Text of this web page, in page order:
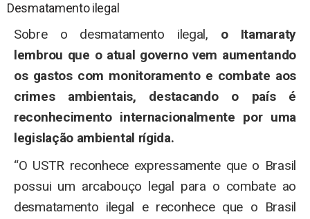
Desmatamento ilegal
Sobre o desmatamento ilegal, o Itamaraty
lembrou que o atual governo vem aumentando
os gastos com monitoramento e combate aos
crimes ambientais, destacando o país é
reconhecimento internacionalmente por uma
legislação ambiental rígida.
“O USTR reconhece expressamente que o Brasil
possui um arcabouço legal para o combate ao
desmatamento ilegal e reconhece que o Brasil